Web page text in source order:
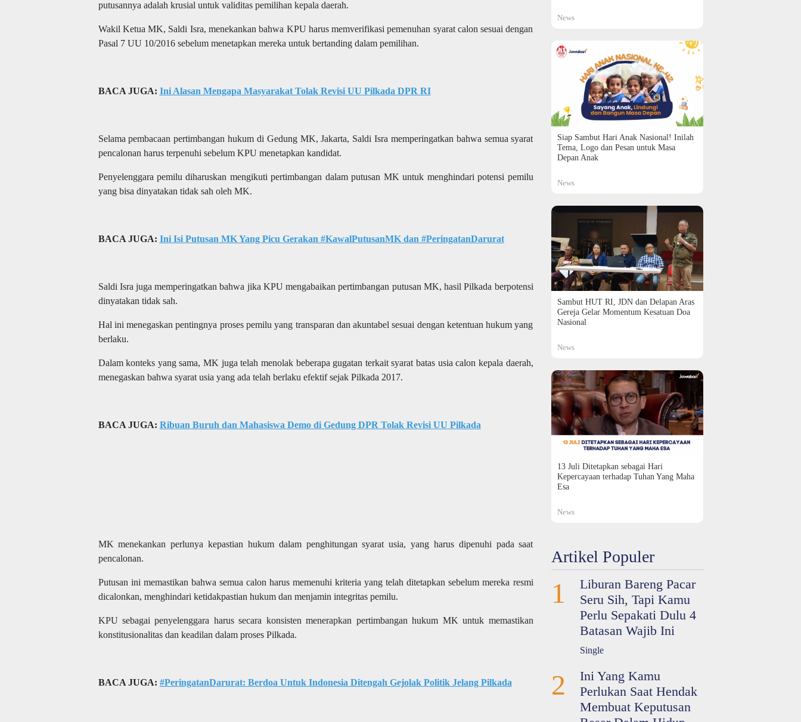
putusannya adalah krusial untuk validitas pemilihan kepala daerah.
Wakil Ketua MK, Saldi Isra, menekankan bahwa KPU harus memverifikasi pemenuhan syarat calon sesuai dengan
Pasal 7 UU 10/2016 sebelum menetapkan mereka untuk bertanding dalam pemilihan.
BACA JUGA: Ini Alasan Mengapa Masyarakat Tolak Revisi UU Pilkada DPR RI
Selama pembacaan pertimbangan hukum di Gedung MK, Jakarta, Saldi Isra memperingatkan bahwa semua syarat
pencalonan harus terpenuhi sebelum KPU menetapkan kandidat.
Penyelenggara pemilu diharuskan mengikuti pertimbangan dalam putusan MK untuk menghindari potensi pemilu
yang bisa dinyatakan tidak sah oleh MK.
BACA JUGA: Ini Isi Putusan MK Yang Picu Gerakan #KawalPutusanMK dan #PeringatanDarurat
Saldi Isra juga memperingatkan bahwa jika KPU mengabaikan pertimbangan putusan MK, hasil Pilkada berpotensi
dinyatakan tidak sah.
Hal ini menegaskan pentingnya proses pemilu yang transparan dan akuntabel sesuai dengan ketentuan hukum yang
berlaku.
Dalam konteks yang sama, MK juga telah menolak beberapa gugatan terkait syarat batas usia calon kepala daerah,
menegaskan bahwa syarat usia yang ada telah berlaku efektif sejak Pilkada 2017.
BACA JUGA: Ribuan Buruh dan Mahasiswa Demo di Gedung DPR Tolak Revisi UU Pilkada
MK menekankan perlunya kepastian hukum dalam penghitungan syarat usia, yang harus dipenuhi pada saat
pencalonan.
Putusan ini memastikan bahwa semua calon harus memenuhi kriteria yang telah ditetapkan sebelum mereka resmi
dicalonkan, menghindari ketidakpastian hukum dan menjamin integritas pemilu.
KPU sebagai penyelenggara harus secara konsisten menerapkan pertimbangan hukum MK untuk memastikan
konstitusionalitas dan keadilan dalam proses Pilkada.
BACA JUGA: #PeringatanDarurat: Berdoa Untuk Indonesia Ditengah Gejolak Politik Jelang Pilkada
News
Siap Sambut Hari Anak Nasional! Inilah
Tema, Logo dan Pesan untuk Masa
Depan Anak
News
Sambut HUT RI, JDN dan Delapan Aras
Gereja Gelar Momentum Kesatuan Doa
Nasional
News
13 Juli Ditetapkan sebagai Hari
Kepercayaan terhadap Tuhan Yang Maha
Esa
News
Artikel Populer
1
Liburan Bareng Pacar
Seru Sih, Tapi Kamu
Perlu Sepakati Dulu 4
Batasan Wajib Ini
Single
2
Ini Yang Kamu
Perlukan Saat Hendak
Membuat Keputusan